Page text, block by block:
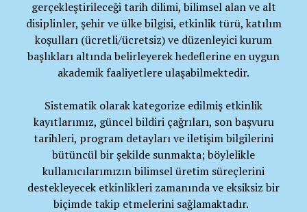
gerçekleştirileceği tarih dilimi, bilimsel alan ve alt
disiplinler, şehir ve ülke bilgisi, etkinlik türü, katılım
koşulları (ücretli/ücretsiz) ve düzenleyici kurum
başlıkları altında belirleyerek hedeflerine en uygun
akademik faaliyetlere ulaşabilmektedir.
Sistematik olarak kategorize edilmiş etkinlik
kayıtlarımız, güncel bildiri çağrıları, son başvuru
tarihleri, program detayları ve iletişim bilgilerini
bütüncül bir şekilde sunmakta; böylelikle
kullanıcılarımızın bilimsel üretim süreçlerini
destekleyecek etkinlikleri zamanında ve eksiksiz bir
biçimde takip etmelerini sağlamaktadır.